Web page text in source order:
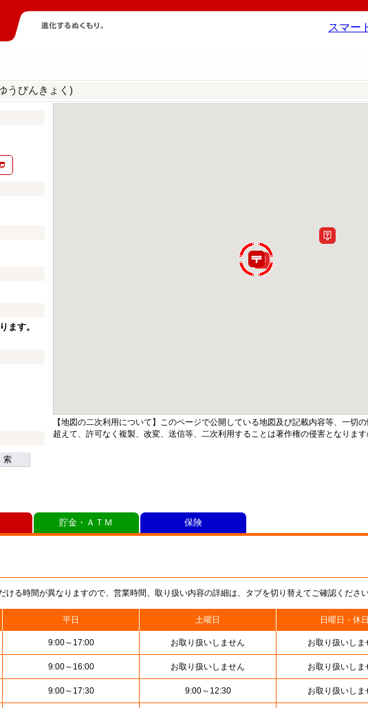
スマー
うびんきょく)
ます。
【地図の二次利用について】このページで公開している地図及び記載内容等、一切
超えて、許可なく複製、改変、送信等、二次利用することは著作権の侵害となります
る時間が異なりますので、営業時間、取り扱い内容の詳細は、タブを切り替えてご確認ください
平日 土曜日 日曜日・休日
9:00～17:00 お取り扱いしません お取り扱いしま
9:00～16:00 お取り扱いしません お取り扱いしま
9:00～17:30 9:00～12:30 お取り扱いしま
貯金・ＡＴＭ 保険